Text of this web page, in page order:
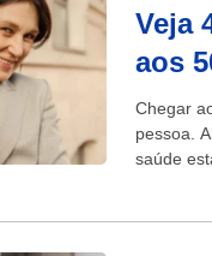
Veja
aos
Chegar
pessoa.
saúde